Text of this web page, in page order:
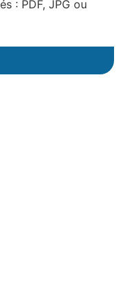
: PDF, JPG ou